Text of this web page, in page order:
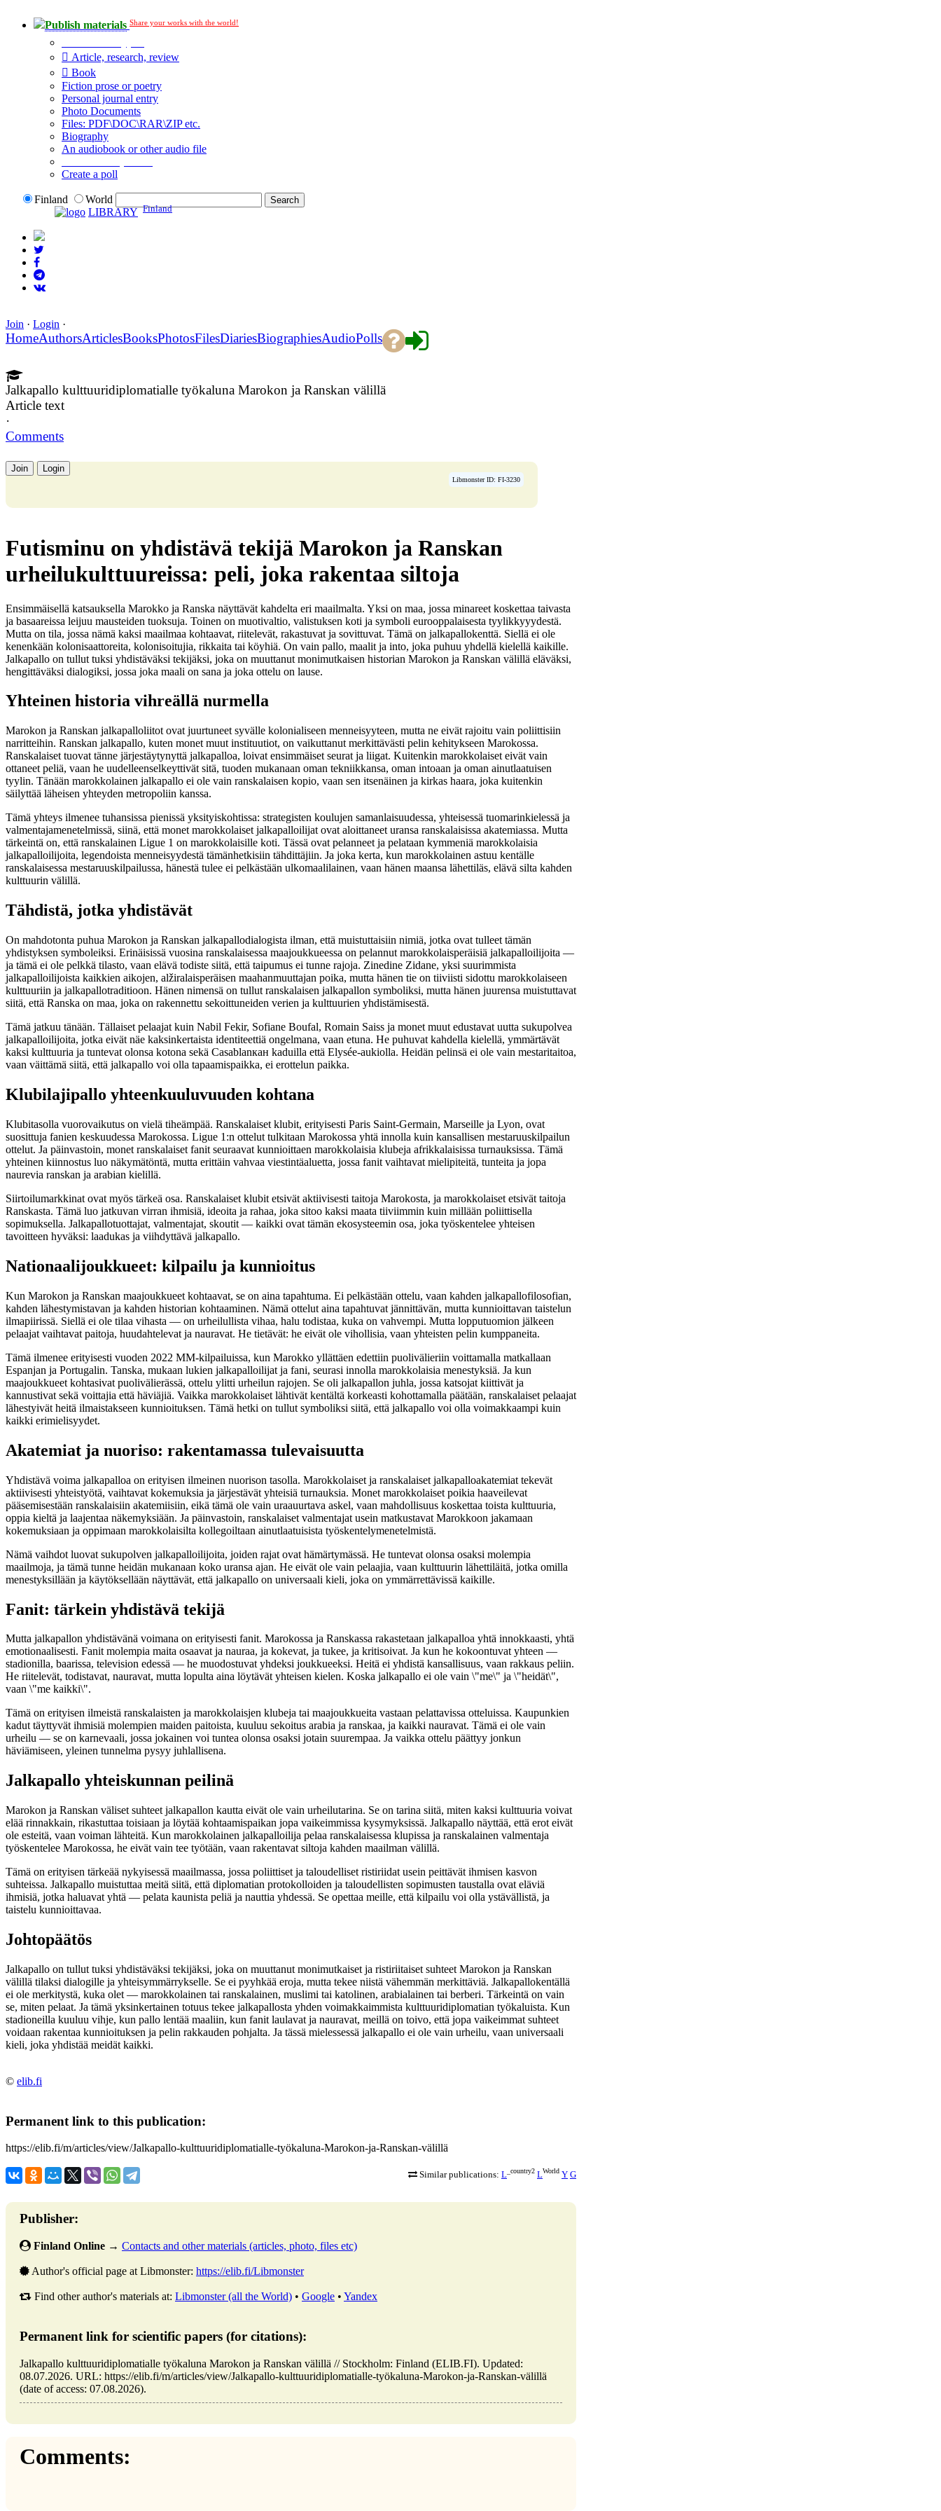
Publish materials Share your works with the world!
Article, research, review
Book
Fiction prose or poetry
Personal journal entry
Photo Documents
Files: PDF\DOC\RAR\ZIP etc.
Biography
An audiobook or other audio file
Create a poll
Finland
World
LIBRARY Finland
Join · Login ·
HomeAuthorsArticlesBooksPhotosFilesDiariesBiographiesAudioPolls
Jalkapallo kulttuuridiplomatialle työkaluna Marokon ja Ranskan välillä
Article text
·
Comments
Join Login
Libmonster ID: FI-3230
Futisminu on yhdistävä tekijä Marokon ja Ranskan
urheilukulttuureissa: peli, joka rakentaa siltoja
Ensimmäisellä katsauksella Marokko ja Ranska näyttävät kahdelta eri maailmalta. Yksi on maa, jossa minareet koskettaa taivasta
ja basaareissa leijuu mausteiden tuoksuja. Toinen on muotivaltio, valistuksen koti ja symboli eurooppalaisesta tyylikkyyydestä.
Mutta on tila, jossa nämä kaksi maailmaa kohtaavat, riitelevät, rakastuvat ja sovittuvat. Tämä on jalkapallokenttä. Siellä ei ole
kenenkään kolonisaattoreita, kolonisoitujia, rikkaita tai köyhiä. On vain pallo, maalit ja into, joka puhuu yhdellä kielellä kaikille.
Jalkapallo on tullut tuksi yhdistäväksi tekijäksi, joka on muuttanut monimutkaisen historian Marokon ja Ranskan välillä eläväksi,
hengittäväksi dialogiksi, jossa joka maali on sana ja joka ottelu on lause.
Yhteinen historia vihreällä nurmella
Marokon ja Ranskan jalkapalloliitot ovat juurtuneet syvälle kolonialiseen menneisyyteen, mutta ne eivät rajoitu vain poliittisiin
narritteihin. Ranskan jalkapallo, kuten monet muut instituutiot, on vaikuttanut merkittävästi pelin kehitykseen Marokossa.
Ranskalaiset tuovat tänne järjestäytynyttä jalkapalloa, loivat ensimmäiset seurat ja liigat. Kuitenkin marokkolaiset eivät vain
ottaneet peliä, vaan he uudelleenselkeyttivät sitä, tuoden mukanaan oman tekniikkansa, oman intoaan ja oman ainutlaatuisen
tyylin. Tänään marokkolainen jalkapallo ei ole vain ranskalaisen kopio, vaan sen itsenäinen ja kirkas haara, joka kuitenkin
säilyttää läheisen yhteyden metropoliin kanssa.
Tämä yhteys ilmenee tuhansissa pienissä yksityiskohtissa: strategisten koulujen samanlaisuudessa, yhteisessä tuomarinkielessä ja
valmentajamenetelmissä, siinä, että monet marokkolaiset jalkapalloilijat ovat aloittaneet uransa ranskalaisissa akatemiassa. Mutta
tärkeintä on, että ranskalainen Ligue 1 on marokkolaisille koti. Tässä ovat pelanneet ja pelataan kymmeniä marokkolaisia
jalkapalloilijoita, legendoista menneisyydestä tämänhetkisiin tähdittäjiin. Ja joka kerta, kun marokkolainen astuu kentälle
ranskalaisessa mestaruuskilpailussa, hänestä tulee ei pelkästään ulkomaalilainen, vaan hänen maansa lähettiläs, elävä silta kahden
kulttuurin välillä.
Tähdistä, jotka yhdistävät
On mahdotonta puhua Marokon ja Ranskan jalkapallodialogista ilman, että muistuttaisiin nimiä, jotka ovat tulleet tämän
yhdistyksen symboleiksi. Erinäisissä vuosina ranskalaisessa maajoukkueessa on pelannut marokkolaisperäisiä jalkapalloilijoita —
ja tämä ei ole pelkkä tilasto, vaan elävä todiste siitä, että taipumus ei tunne rajoja. Zinedine Zidane, yksi suurimmista
jalkapalloilijoista kaikkien aikojen, alžiralaisperäisen maahanmuuttajan poika, mutta hänen tie on tiiviisti sidottu marokkolaiseen
kulttuuriin ja jalkapallotraditioon. Hänen nimensä on tullut ranskalaisen jalkapallon symboliksi, mutta hänen juurensa muistuttavat
siitä, että Ranska on maa, joka on rakennettu sekoittuneiden verien ja kulttuurien yhdistämisestä.
Tämä jatkuu tänään. Tällaiset pelaajat kuin Nabil Fekir, Sofiane Boufal, Romain Saiss ja monet muut edustavat uutta sukupolvea
jalkapalloilijoita, jotka eivät näe kaksinkertaista identiteettiä ongelmana, vaan etuna. He puhuvat kahdella kielellä, ymmärtävät
kaksi kulttuuria ja tuntevat olonsa kotona sekä Casablanкан kaduilla että Elysée-aukiolla. Heidän pelinsä ei ole vain mestaritaitoa,
vaan väittämä siitä, että jalkapallo voi olla tapaamispaikka, ei erottelun paikka.
Klubilajipallo yhteenkuuluvuuden kohtana
Klubitasolla vuorovaikutus on vielä tiheämpää. Ranskalaiset klubit, erityisesti Paris Saint-Germain, Marseille ja Lyon, ovat
suosittuja fanien keskuudessa Marokossa. Ligue 1:n ottelut tulkitaan Marokossa yhtä innolla kuin kansallisen mestaruuskilpailun
ottelut. Ja päinvastoin, monet ranskalaiset fanit seuraavat kunnioittaen marokkolaisia klubeja afrikkalaisissa turnauksissa. Tämä
yhteinen kiinnostus luo näkymätöntä, mutta erittäin vahvaa viestintäaluetta, jossa fanit vaihtavat mielipiteitä, tunteita ja jopa
naurevia ranskan ja arabian kielillä.
Siirtoilumarkkinat ovat myös tärkeä osa. Ranskalaiset klubit etsivät aktiivisesti taitoja Marokosta, ja marokkolaiset etsivät taitoja
Ranskasta. Tämä luo jatkuvan virran ihmisiä, ideoita ja rahaa, joka sitoo kaksi maata tiiviimmin kuin millään poliittisella
sopimuksella. Jalkapallotuottajat, valmentajat, skoutit — kaikki ovat tämän ekosysteemin osa, joka työskentelee yhteisen
tavoitteen hyväksi: laadukas ja viihdyttävä jalkapallo.
Nationaalijoukkueet: kilpailu ja kunnioitus
Kun Marokon ja Ranskan maajoukkueet kohtaavat, se on aina tapahtuma. Ei pelkästään ottelu, vaan kahden jalkapallofilosofian,
kahden lähestymistavan ja kahden historian kohtaaminen. Nämä ottelut aina tapahtuvat jännittävän, mutta kunnioittavan taistelun
ilmapiirissä. Siellä ei ole tilaa vihasta — on urheilullista vihaa, halu todistaa, kuka on vahvempi. Mutta lopputuomion jälkeen
pelaajat vaihtavat paitoja, huudahtelevat ja nauravat. He tietävät: he eivät ole vihollisia, vaan yhteisten pelin kumppaneita.
Tämä ilmenee erityisesti vuoden 2022 MM-kilpailuissa, kun Marokko yllättäen edettiin puolivälieriin voittamalla matkallaan
Espanjan ja Portugalin. Tanska, mukaan lukien jalkapalloilijat ja fani, seurasi innolla marokkolaisia menestyksiä. Ja kun
maajoukkueet kohtasivat puolivälierässä, ottelu ylitti urheilun rajojen. Se oli jalkapallon juhla, jossa katsojat kiittivät ja
kannustivat sekä voittajia että häviäjiä. Vaikka marokkolaiset lähtivät kentältä korkeasti kohottamalla päätään, ranskalaiset pelaajat
lähestyivät heitä ilmaistakseen kunnioituksen. Tämä hetki on tullut symboliksi siitä, että jalkapallo voi olla voimakkaampi kuin
kaikki erimielisyydet.
Akatemiat ja nuoriso: rakentamassa tulevaisuutta
Yhdistävä voima jalkapalloa on erityisen ilmeinen nuorison tasolla. Marokkolaiset ja ranskalaiset jalkapalloakatemiat tekevät
aktiivisesti yhteistyötä, vaihtavat kokemuksia ja järjestävät yhteisiä turnauksia. Monet marokkolaiset poikia haaveilevat
pääsemisestään ranskalaisiin akatemiisiin, eikä tämä ole vain uraauurtava askel, vaan mahdollisuus koskettaa toista kulttuuria,
oppia kieltä ja laajentaa näkemyksiään. Ja päinvastoin, ranskalaiset valmentajat usein matkustavat Marokkoon jakamaan
kokemuksiaan ja oppimaan marokkolaisilta kollegoiltaan ainutlaatuisista työskentelymenetelmistä.
Nämä vaihdot luovat sukupolven jalkapalloilijoita, joiden rajat ovat hämärtymässä. He tuntevat olonsa osaksi molempia
maailmoja, ja tämä tunne heidän mukanaan koko uransa ajan. He eivät ole vain pelaajia, vaan kulttuurin lähettiläitä, jotka omilla
menestyksillään ja käytöksellään näyttävät, että jalkapallo on universaali kieli, joka on ymmärrettävissä kaikille.
Fanit: tärkein yhdistävä tekijä
Mutta jalkapallon yhdistävänä voimana on erityisesti fanit. Marokossa ja Ranskassa rakastetaan jalkapalloa yhtä innokkaasti, yhtä
emotionaalisesti. Fanit molempia maita osaavat ja nauraa, ja kokevat, ja tukee, ja kritisoivat. Ja kun he kokoontuvat yhteen —
stadionilla, baarissa, television edessä — he muodostuvat yhdeksi joukkueeksi. Heitä ei yhdistä kansallisuus, vaan rakkaus peliin.
He riitelevät, todistavat, nauravat, mutta lopulta aina löytävät yhteisen kielen. Koska jalkapallo ei ole vain \"me\" ja \"heidät\",
vaan \"me kaikki\".
Tämä on erityisen ilmeistä ranskalaisten ja marokkolaisjen klubeja tai maajoukkueita vastaan pelattavissa otteluissa. Kaupunkien
kadut täyttyvät ihmisiä molempien maiden paitoista, kuuluu sekoitus arabia ja ranskaa, ja kaikki nauravat. Tämä ei ole vain
urheilu — se on karnevaali, jossa jokainen voi tuntea olonsa osaksi jotain suurempaa. Ja vaikka ottelu päättyy jonkun
häviämiseen, yleinen tunnelma pysyy juhlallisena.
Jalkapallo yhteiskunnan peilinä
Marokon ja Ranskan väliset suhteet jalkapallon kautta eivät ole vain urheilutarina. Se on tarina siitä, miten kaksi kulttuuria voivat
elää rinnakkain, rikastuttaa toisiaan ja löytää kohtaamispaikan jopa vaikeimmissa kysymyksissä. Jalkapallo näyttää, että erot eivät
ole esteitä, vaan voiman lähteitä. Kun marokkolainen jalkapalloilija pelaa ranskalaisessa klupissa ja ranskalainen valmentaja
työskentelee Marokossa, he eivät vain tee työtään, vaan rakentavat siltoja kahden maailman välillä.
Tämä on erityisen tärkeää nykyisessä maailmassa, jossa poliittiset ja taloudelliset ristiriidat usein peittävät ihmisen kasvon
suhteissa. Jalkapallo muistuttaa meitä siitä, että diplomatian protokolloiden ja taloudellisten sopimusten taustalla ovat eläviä
ihmisiä, jotka haluavat yhtä — pelata kaunista peliä ja nauttia yhdessä. Se opettaa meille, että kilpailu voi olla ystävällistä, ja
taistelu kunnioittavaa.
Johtopäätös
Jalkapallo on tullut tuksi yhdistäväksi tekijäksi, joka on muuttanut monimutkaiset ja ristiriitaiset suhteet Marokon ja Ranskan
välillä tilaksi dialogille ja yhteisymmärrykselle. Se ei pyyhkää eroja, mutta tekee niistä vähemmän merkittäviä. Jalkapallokentällä
ei ole merkitystä, kuka olet — marokkolainen tai ranskalainen, muslimi tai katolinen, arabialainen tai berberi. Tärkeintä on vain
se, miten pelaat. Ja tämä yksinkertainen totuus tekee jalkapallosta yhden voimakkaimmista kulttuuridiplomatian työkaluista. Kun
stadioneilla kuuluu vihje, kun pallo lentää maaliin, kun fanit laulavat ja nauravat, meillä on toivo, että jopa vaikeimmat suhteet
voidaan rakentaa kunnioituksen ja pelin rakkauden pohjalta. Ja tässä mielessessä jalkapallo ei ole vain urheilu, vaan universaali
kieli, joka yhdistää meidät kaikki.
© elib.fi
Permanent link to this publication:
https://elib.fi/m/articles/view/Jalkapallo-kulttuuridiplomatialle-työkaluna-Marokon-ja-Ranskan-välillä
Similar publications: L _country2 LWorld Y G
Publisher:
Finland Online → Contacts and other materials (articles, photo, files etc)
Author's official page at Libmonster: https://elib.fi/Libmonster
Find other author's materials at: Libmonster (all the World) • Google • Yandex
Permanent link for scientific papers (for citations):
Jalkapallo kulttuuridiplomatialle työkaluna Marokon ja Ranskan välillä // Stockholm: Finland (ELIB.FI). Updated:
08.07.2026. URL: https://elib.fi/m/articles/view/Jalkapallo-kulttuuridiplomatialle-työkaluna-Marokon-ja-Ranskan-välillä
(date of access: 07.08.2026).
Comments: